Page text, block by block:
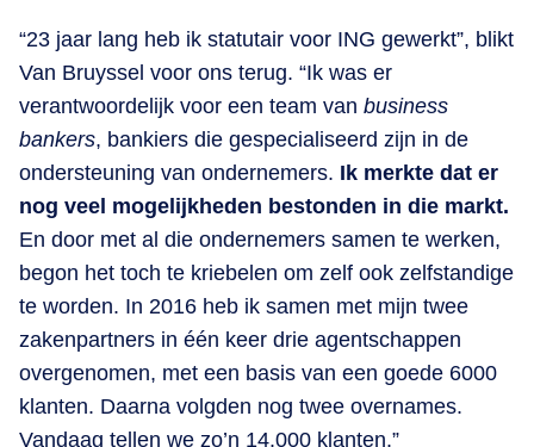
“23 jaar lang heb ik statutair voor ING gewerkt”, blikt
Van Bruyssel voor ons terug. “Ik was er
verantwoordelijk voor een team van business
bankers, bankiers die gespecialiseerd zijn in de
ondersteuning van ondernemers. Ik merkte dat er
nog veel mogelijkheden bestonden in die markt.
En door met al die ondernemers samen te werken,
begon het toch te kriebelen om zelf ook zelfstandige
te worden. In 2016 heb ik samen met mijn twee
zakenpartners in één keer drie agentschappen
overgenomen, met een basis van een goede 6000
klanten. Daarna volgden nog twee overnames.
Vandaag tellen we zo’n 14.000 klanten.”